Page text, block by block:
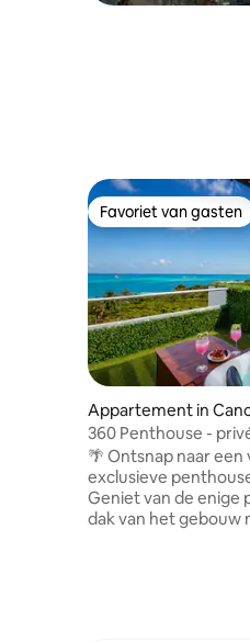
Favoriet van gasten
Favoriet van gasten
Appartement in
360 Penthouse -
zwembad op het dak
🌴 Ontsnap naar
exclusieve
Geniet van de enige
dak van het gebouw
Direct tegenover